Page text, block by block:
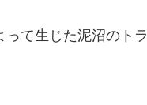
て生じた泥沼のトラ